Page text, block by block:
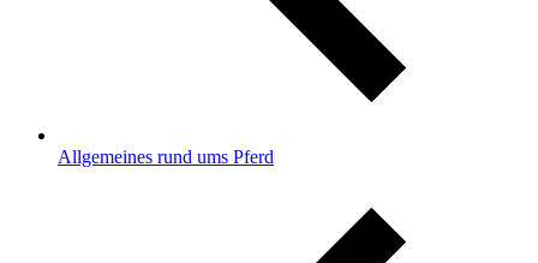
Allgemeines rund ums Pferd